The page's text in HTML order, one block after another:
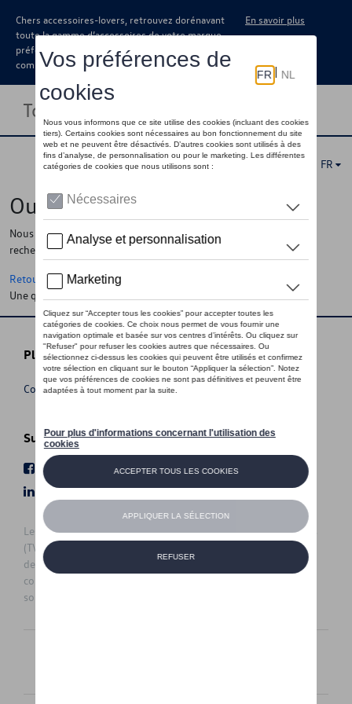
Chers accessoires-lovers, retrouvez dorénavant
toute la gamme d’accessoires de votre marque
préférée sous forme de catalogue à
commander auprès de votre concessionaire.
En savoir plus
Toggle navigation
FR
Oups !
Nous ne pouvons pas trouver la page, l'information que vous
recherchez
Retour à la homepage
Une question ?
Plus d'informations
Conditions de vente
Suivez nous
Facebook
Youtube
LinkedIn
Instagram
Les prix affichés sur le présent site sont des prix recommandés
(TVAc), hors éventuels frais de montage. Pour connaitre le prix
de vente actuel et les éventuels frais de montage, veuillez
contacter votre concessionnaire/agent. Les prix recommandés
sont sujets à des changements sans préavis.